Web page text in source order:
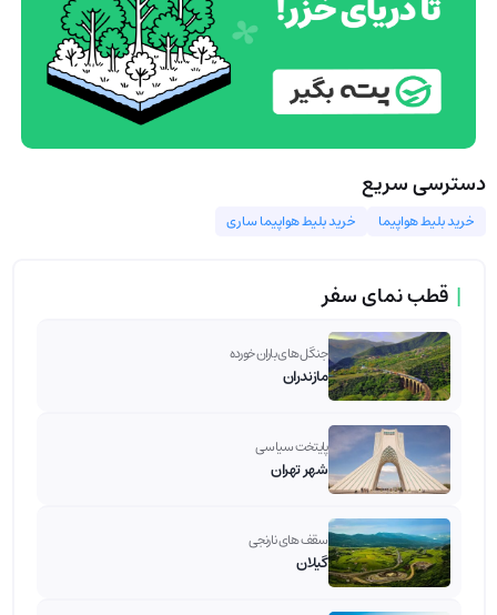
دسترسی سریع
خرید بلیط هواپیما خرید بلیط هواپیما ساری
| قطب نمای سفر
جنگل های باران خورده
مازندران
پایتخت سیاسی
شهر تهران
سقف های نارنجی
گیلان